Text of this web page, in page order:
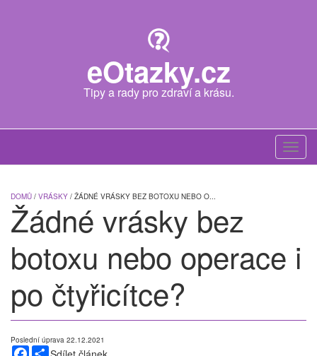
eOtazky.cz
Tipy a rady pro zdraví a krásu.
DOMŮ / VRÁSKY / ŽÁDNÉ VRÁSKY BEZ BOTOXU NEBO O...
Žádné vrásky bez
botoxu nebo operace i
po čtyřicítce?
Poslední úprava 22.12.2021
Facebook
Share